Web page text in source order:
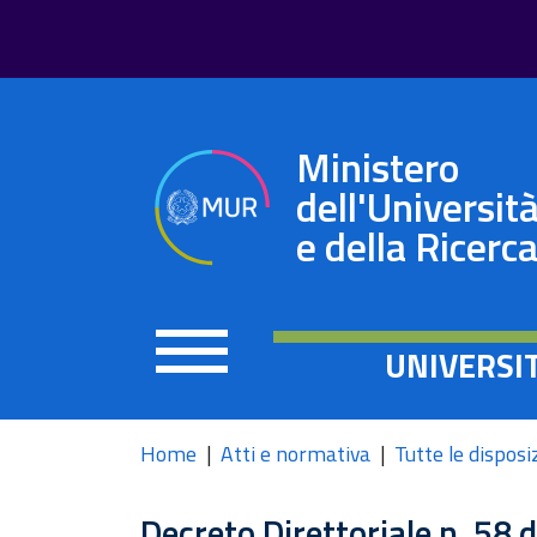
Ministero
dell'Università
e della Ricerca
Home Atti e normativa Tutte le